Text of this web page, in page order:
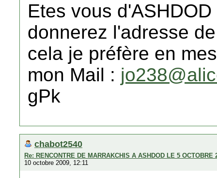
Etes vous
donnerez l'adresse
cela je préfère en
mon Mail :
gPk
chabot2540
Re: RENCONTRE DE MARRAKCHIS A ASHDOD LE 5 OCTOBRE
10 octobre 2009, 12:11